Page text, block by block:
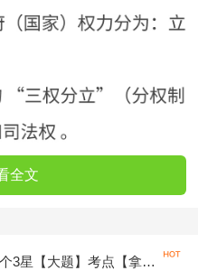
全文
3星【大题】考点【拿分